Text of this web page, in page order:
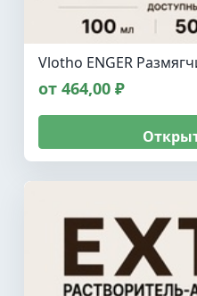
Vlotho ENGER
от 464,00 ₽